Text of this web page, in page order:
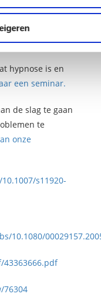
werkt? Kom dan
hypnose.
hypnose is en
een seminar.
de slag te gaan
te
onze
s11920-
10.1080/
76304